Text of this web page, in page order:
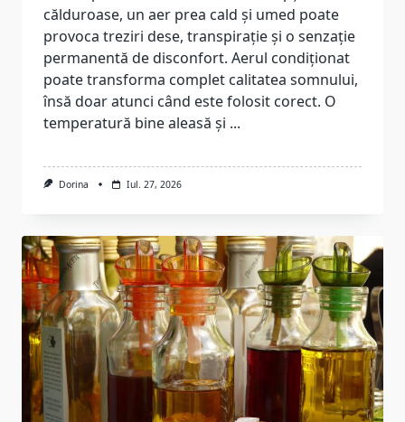
călduroase, un aer prea cald și umed poate
provoca treziri dese, transpirație și o senzație
permanentă de disconfort. Aerul condiționat
poate transforma complet calitatea somnului,
însă doar atunci când este folosit corect. O
temperatură bine aleasă și ...
Dorina Iul. 27, 2026